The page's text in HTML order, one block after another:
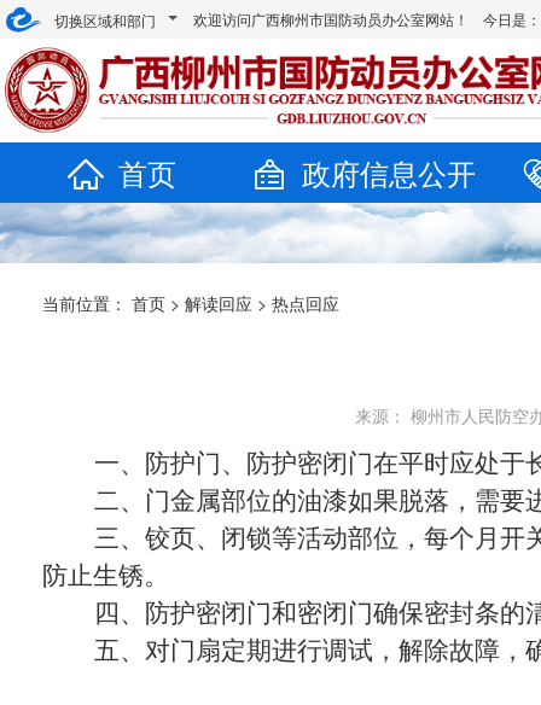
切换区域和部门 欢迎访问广西柳州市国防动员办公室网站！ 今日是
首页 政府信息公开
当前位置： 首页 > 解读回应 > 热点回应
来源： 柳州市人民防
一、防护门、防护密闭门在平时应处于
二、门金属部位的油漆如果脱落，需要
三、铰页、闭锁等活动部位，每个月开
防止生锈。
四、防护密闭门和密闭门确保密封条
五、对门扇定期进行调试，解除故障，